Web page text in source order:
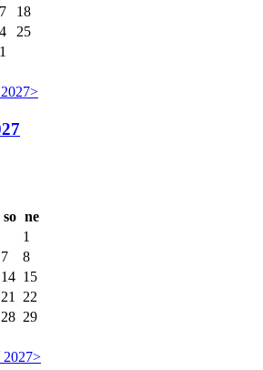
>
18
25
so ne
2027>
1
7
8
14 15
21
22
28 29